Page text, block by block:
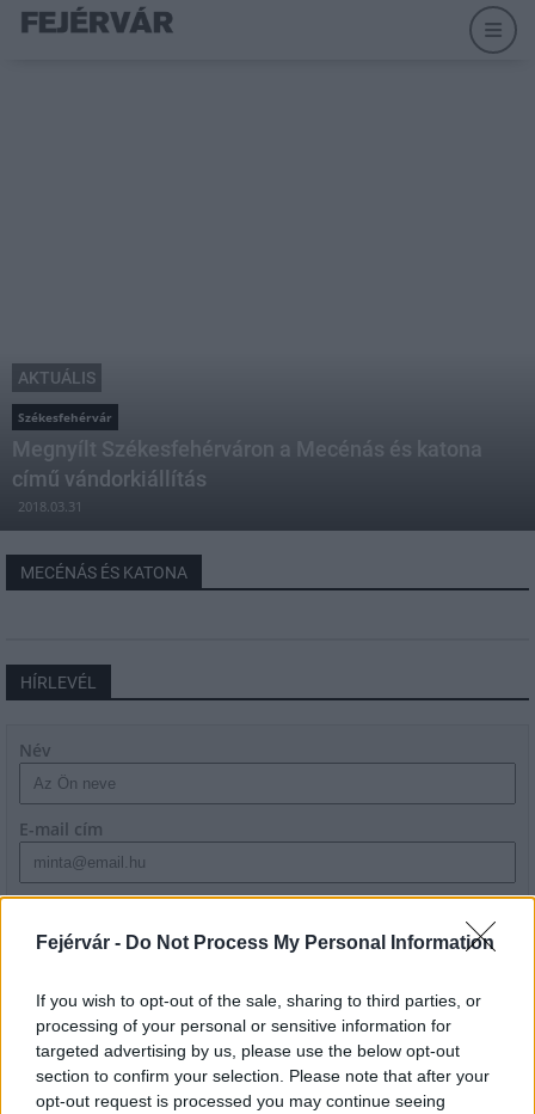
Fejérvár - Do Not Process My Personal Information
If you wish to opt-out of the sale, sharing to third parties, or
processing of your personal or sensitive information for
targeted advertising by us, please use the below opt-out
section to confirm your selection. Please note that after your
opt-out request is processed you may continue seeing
AKTUÁLIS
Székesfehérvár
Megnyílt Székesfehérváron a Mecénás és katona
című vándorkiállítás
2018.03.31
MECÉNÁS ÉS KATONA
HÍRLEVÉL
Név
E-mail cím
szabályzatot!
LEGFRISSEBB